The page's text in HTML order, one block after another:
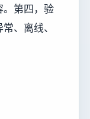
。第四，验
、离线、